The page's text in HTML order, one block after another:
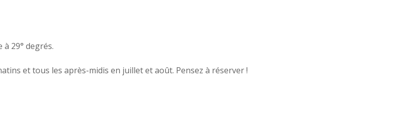
29° degrés.
et tous les après-midis en juillet et août. Pensez à réserver !